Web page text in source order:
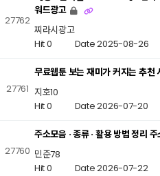
27762
워드광고
찌라시광고
Hit 0 Date 2025-08-26
27761
무료웹툰 보는 재미가 커지는 추천
지호10
Hit 0 Date 2026-07-20
27760
주소모음 · 종류 · 활용 방법 정리
민준78
Hit 0 Date 2026-07-22